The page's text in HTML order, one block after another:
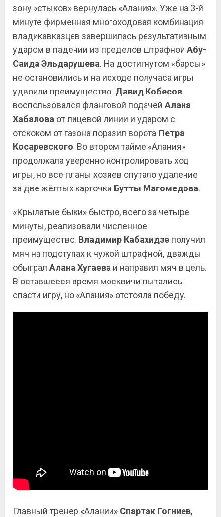
зону «стыков» вернулась «Алания». Уже на 3-й
минуте фирменная многоходовая комбинация
владикавказцев завершилась результативным
ударом в падении из пределов штрафной Абу-
Саида Эльдарушева. На достигнутом «барсы»
не остановились и на исходе получаса игры
удвоили преимущество. Давид Кобесов
воспользовался фланговой подачей Алана
Хабалова от лицевой линии и ударом с
отскоком от газона поразил ворота Петра
Косаревского. Во втором тайме «Алания»
продолжала уверенно контролировать ход
игры, но все планы хозяев спутало удаление
за две жёлтых карточки Бутты Магомедова.
«Крылатые быки» быстро, всего за четыре
минуты, реализовали численное
преимущество. Владимир Кабахидзе получил
мяч на подступах к чужой штрафной, дважды
обыграл Алана Хугаева и направил мяч в цель.
В оставшееся время москвичи пытались
спасти игру, но «Алания» отстояла победу.
Главный тренер «Алании» Спартак Гогниев,